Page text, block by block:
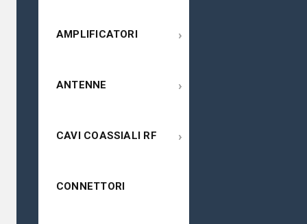
AMPLIFICATORI ›
ANTENNE ›
CAVI COASSIALI RF ›
CONNETTORI